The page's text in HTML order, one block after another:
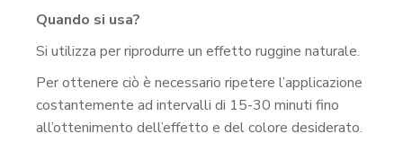
Quando si usa?
Si utilizza per riprodurre un effetto ruggine naturale.
Per ottenere ciò è necessario ripetere l’applicazione
costantemente ad intervalli di 15-30 minuti fino
all’ottenimento dell’effetto e del colore desiderato.